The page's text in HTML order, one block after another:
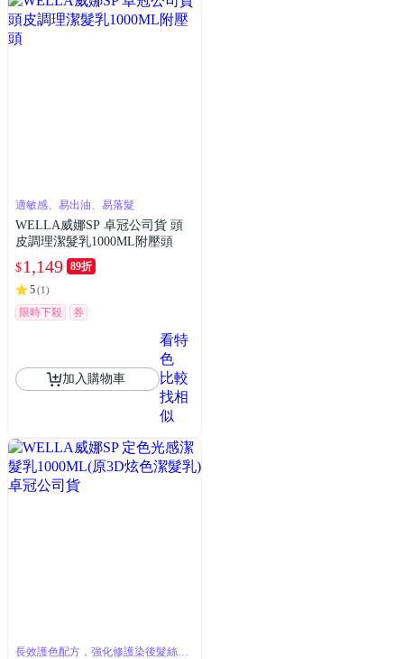
適敏感、易出油、易落髮
WELLA威娜SP 卓冠公司貨 頭
皮調理潔髮乳1000ML附壓頭
$1,149 89折
5(1)
限時下殺 券
加入購物車
看特
色
比較
找相
似
長效護色配方，強化修護染後髮絲，